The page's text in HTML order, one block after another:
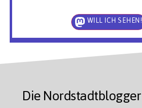
WILL ICH SEHEN!
Die Nordstadtblogger